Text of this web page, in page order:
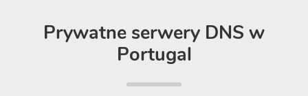
Prywatne serwery DNS w
Portugal